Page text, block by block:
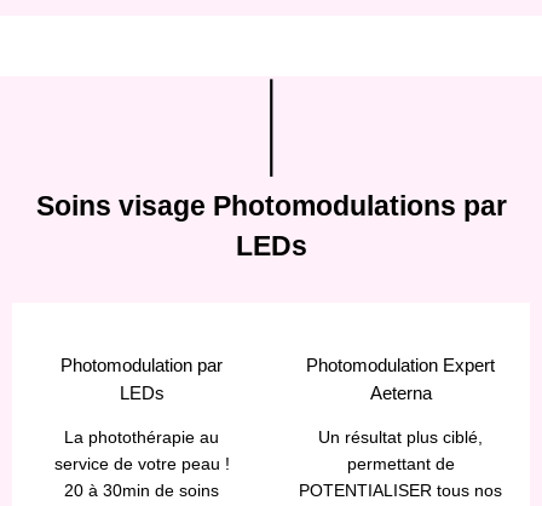
Soins visage Photomodulations par
LEDs
Photomodulation par
LEDs
La photothérapie au
service de votre peau !
20 à 30min de soins
Photomodulation Expert
Aeterna
Un résultat plus ciblé,
permettant de
POTENTIALISER tous nos